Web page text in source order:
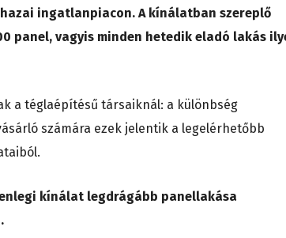
ingatlanpiacon. A kínálatban szereplő
panel, vagyis minden hetedik eladó lakás
a téglaépítésű társaiknál: a különbség
számára ezek jelentik a legelérhetőbb
kínálat legdrágább panellakása